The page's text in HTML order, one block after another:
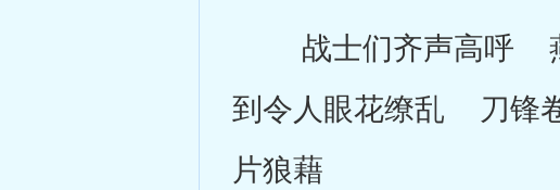
战士们齐声高呼
到令人眼花缭乱 刀
片狼藉